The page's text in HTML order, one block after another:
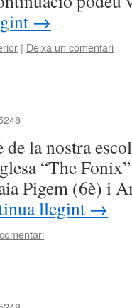
→
| Deixa un comentari
de la nostra
“The
Pigem (6è) i
llegint →